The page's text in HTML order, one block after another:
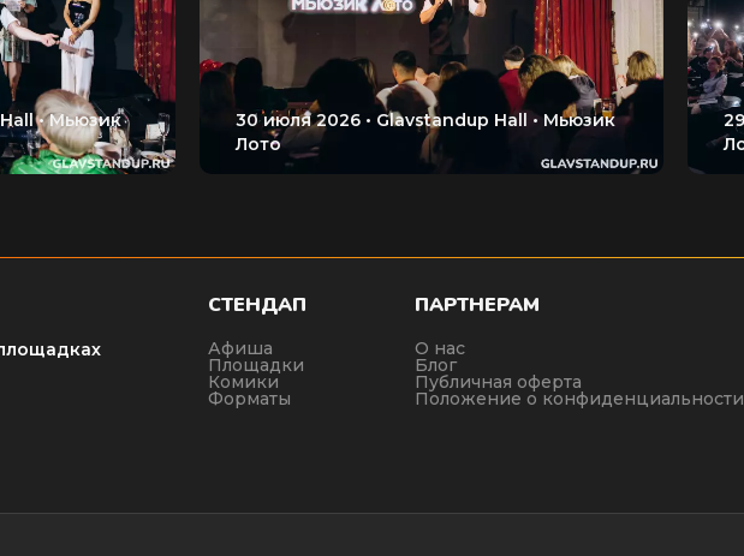
СТЕНДАП
Афиша
Площадки
Комики
Форматы
ПАРТНЕРАМ
О нас
Блог
Публичная оферта
Положение о конфиденциальности